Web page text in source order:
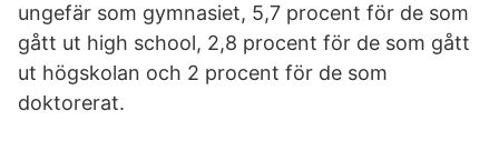
ungefär som gymnasiet, 5,7 procent för de som
gått ut high school, 2,8 procent för de som gått
ut högskolan och 2 procent för de som
doktorerat.